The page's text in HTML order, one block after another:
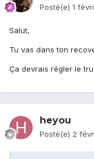
Posté(e) 1
Salut,
Tu vas dans ton
Ça devrais régler le
heyou
Posté(e) 2